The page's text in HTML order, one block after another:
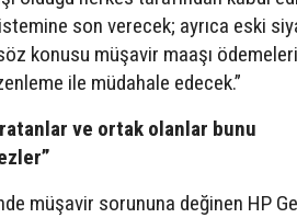
son verecek; ayrıca eski
konusu müşavir maaşı
ile müdahale edecek.”
ve ortak olanlar bunu
müşavir sorununa değinen HP